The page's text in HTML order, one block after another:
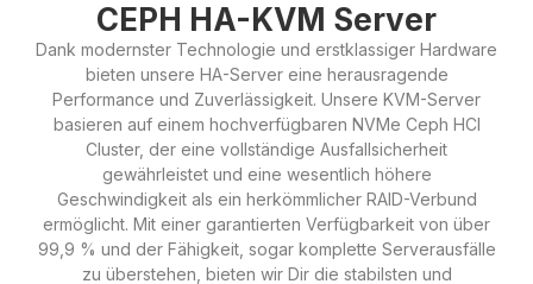
CEPH HA-KVM Server
Dank modernster Technologie und erstklassiger Hardware
bieten unsere HA-Server eine herausragende
Performance und Zuverlässigkeit. Unsere KVM-Server
basieren auf einem hochverfügbaren NVMe Ceph HCI
Cluster, der eine vollständige Ausfallsicherheit
gewährleistet und eine wesentlich höhere
Geschwindigkeit als ein herkömmlicher RAID-Verbund
ermöglicht. Mit einer garantierten Verfügbarkeit von über
99,9 % und der Fähigkeit, sogar komplette Serverausfälle
zu überstehen, bieten wir Dir die stabilsten und